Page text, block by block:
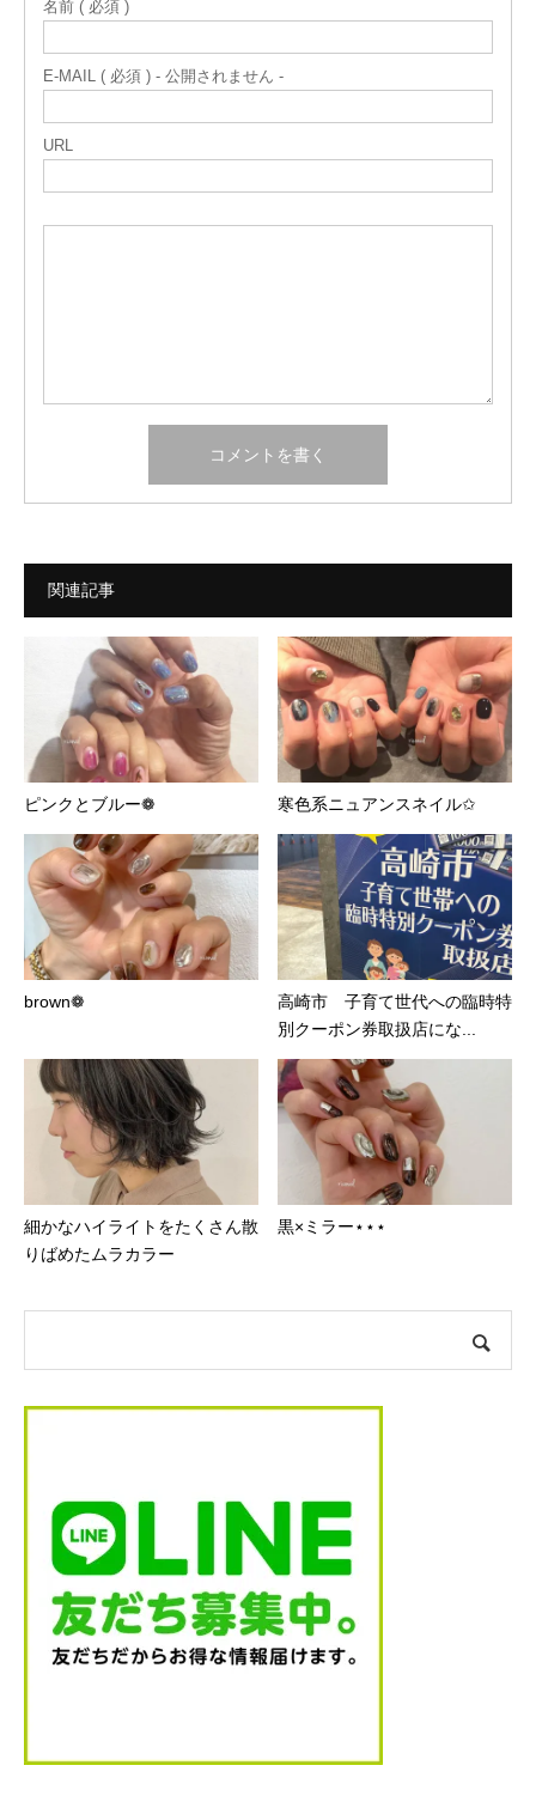
名前 ( 必須 )
E-MAIL ( 必須 ) - 公開されません -
URL
関連記事
ピンクとブルー❁ 寒色系ニュアンスネイル✩
brown❁
高崎市 子育て世代への臨時特
別クーポン券取扱店にな...
細かなハイライトをたくさん散
りばめたムラカラー
黒×ミラー⋆⋆⋆